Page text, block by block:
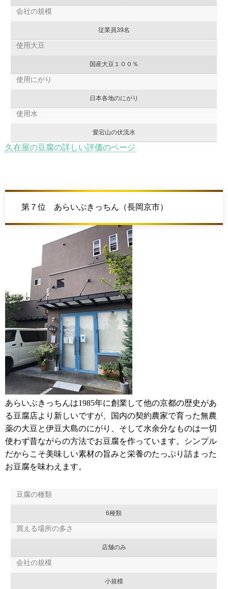
会社の規模
従業員39名
使用大豆
国産大豆１００％
使用にがり
日本各地のにがり
使用水
愛宕山の伏流水
久在屋の豆腐の詳しい評価のページ
第７位 あらいぶきっちん（長岡京市）
あらいぶきっちんは1985年に創業して他の京都の歴史があ
る豆腐店より新しいですが、国内の契約農家で育った無農
薬の大豆と伊豆大島のにがり、そして水余分なものは一切
使わず昔ながらの方法でお豆腐を作っています。シンプル
だからこそ美味しい素材の旨みと栄養のたっぷり詰まった
お豆腐を味わえます。
豆腐の種類
6種類
買える場所の多さ
店舗のみ
会社の規模
小規模